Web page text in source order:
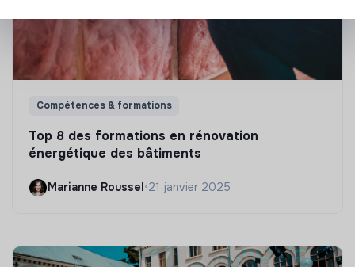
Compétences & formations
Top 8 des formations en rénovation
énergétique des bâtiments
Marianne Roussel•21 janvier 2025